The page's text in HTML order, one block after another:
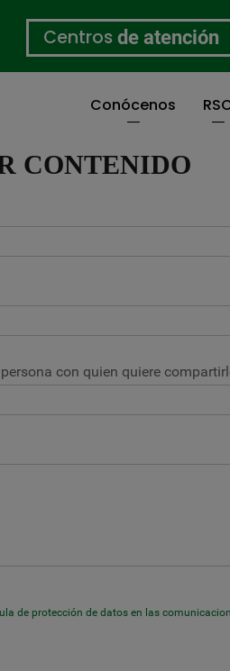
Centros de atención
Conócenos
CONTENIDO
con quien quiere
de protección de datos en las